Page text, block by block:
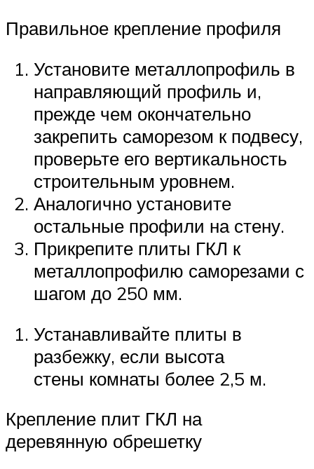
Правильное крепление профиля
Установите металлопрофиль в
направляющий профиль и,
прежде чем окончательно
закрепить саморезом к подвесу,
проверьте его вертикальность
строительным уровнем.
Аналогично установите
остальные профили на стену.
Прикрепите плиты ГКЛ к
металлопрофилю саморезами с
шагом до 250 мм.
Устанавливайте плиты в
разбежку, если высота
стены комнаты более 2,5 м.
Крепление плит ГКЛ на
деревянную обрешетку